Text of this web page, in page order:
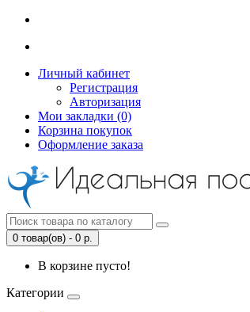
Личный кабинет
Регистрация
Авторизация
Мои закладки (0)
Корзина покупок
Оформление заказа
0 товар(ов) - 0 р.
В корзине пусто!
Категории